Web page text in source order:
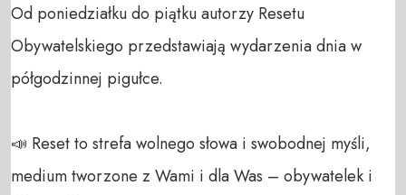
Od poniedziałku do piątku autorzy Resetu
Obywatelskiego przedstawiają wydarzenia dnia w
półgodzinnej pigułce.
📣 Reset to strefa wolnego słowa i swobodnej myśli,
medium tworzone z Wami i dla Was – obywatelek i